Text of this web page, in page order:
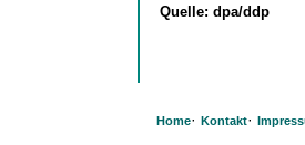
Quelle: dpa/ddp
Home· Kontakt·